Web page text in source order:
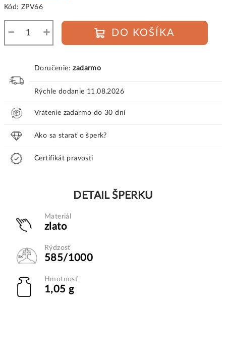
Kód: ZPV66
+
− DO KOŠÍKA
Doručenie:zadarmo
Rýchle dodanie 11.08.2026
Vrátenie zadarmo do 30 dní
Ako sa starať o šperk?
Certifikát pravosti
DETAIL ŠPERKU
Materiál
zlato
Rýdzosť
585/1000
Hmotnosť
1,05 g